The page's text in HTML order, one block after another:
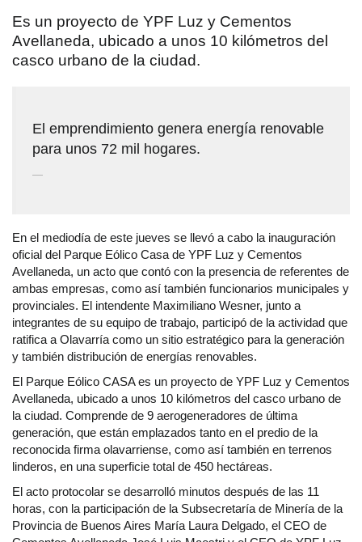
Es un proyecto de YPF Luz y Cementos
Avellaneda, ubicado a unos 10 kilómetros del
casco urbano de la ciudad.
El emprendimiento genera energía renovable
para unos 72 mil hogares.
—
En el mediodía de este jueves se llevó a cabo la inauguración
oficial del Parque Eólico Casa de YPF Luz y Cementos
Avellaneda, un acto que contó con la presencia de referentes de
ambas empresas, como así también funcionarios municipales y
provinciales. El intendente Maximiliano Wesner, junto a
integrantes de su equipo de trabajo, participó de la actividad que
ratifica a Olavarría como un sitio estratégico para la generación
y también distribución de energías renovables.
El Parque Eólico CASA es un proyecto de YPF Luz y Cementos
Avellaneda, ubicado a unos 10 kilómetros del casco urbano de
la ciudad. Comprende de 9 aerogeneradores de última
generación, que están emplazados tanto en el predio de la
reconocida firma olavarriense, como así también en terrenos
linderos, en una superficie total de 450 hectáreas.
El acto protocolar se desarrolló minutos después de las 11
horas, con la participación de la Subsecretaría de Minería de la
Provincia de Buenos Aires María Laura Delgado, el CEO de